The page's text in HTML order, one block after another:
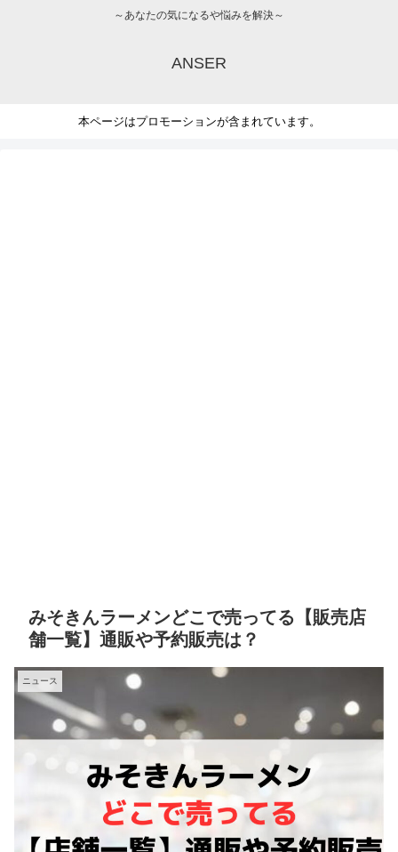
～あなたの気になるや悩みを解決～
ANSER
本ページはプロモーションが含まれています。
みそきんラーメンどこで売ってる【販売店
舗一覧】通販や予約販売は？
ニュース